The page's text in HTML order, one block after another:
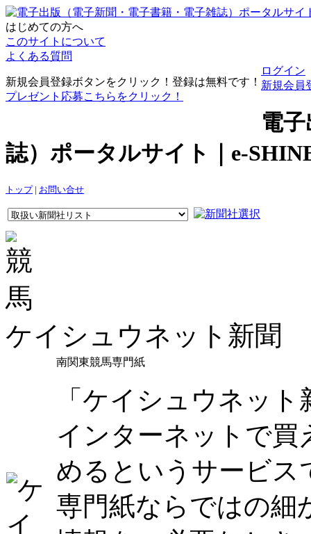
はじめての方へ
このサイトについて
よくある質問
新規会員登録ボタンをクリック！登録は無料です！
プレゼント応募こちらをクリック！
ログイン
新規会員
電
誌）ポータルサイト｜e-
トップ| お問い合せ
ケイシュウネット新聞
南関東競馬専門紙
「ケイシュウネッ
インターネットで買
めるというサービス
専門紙ならではの細